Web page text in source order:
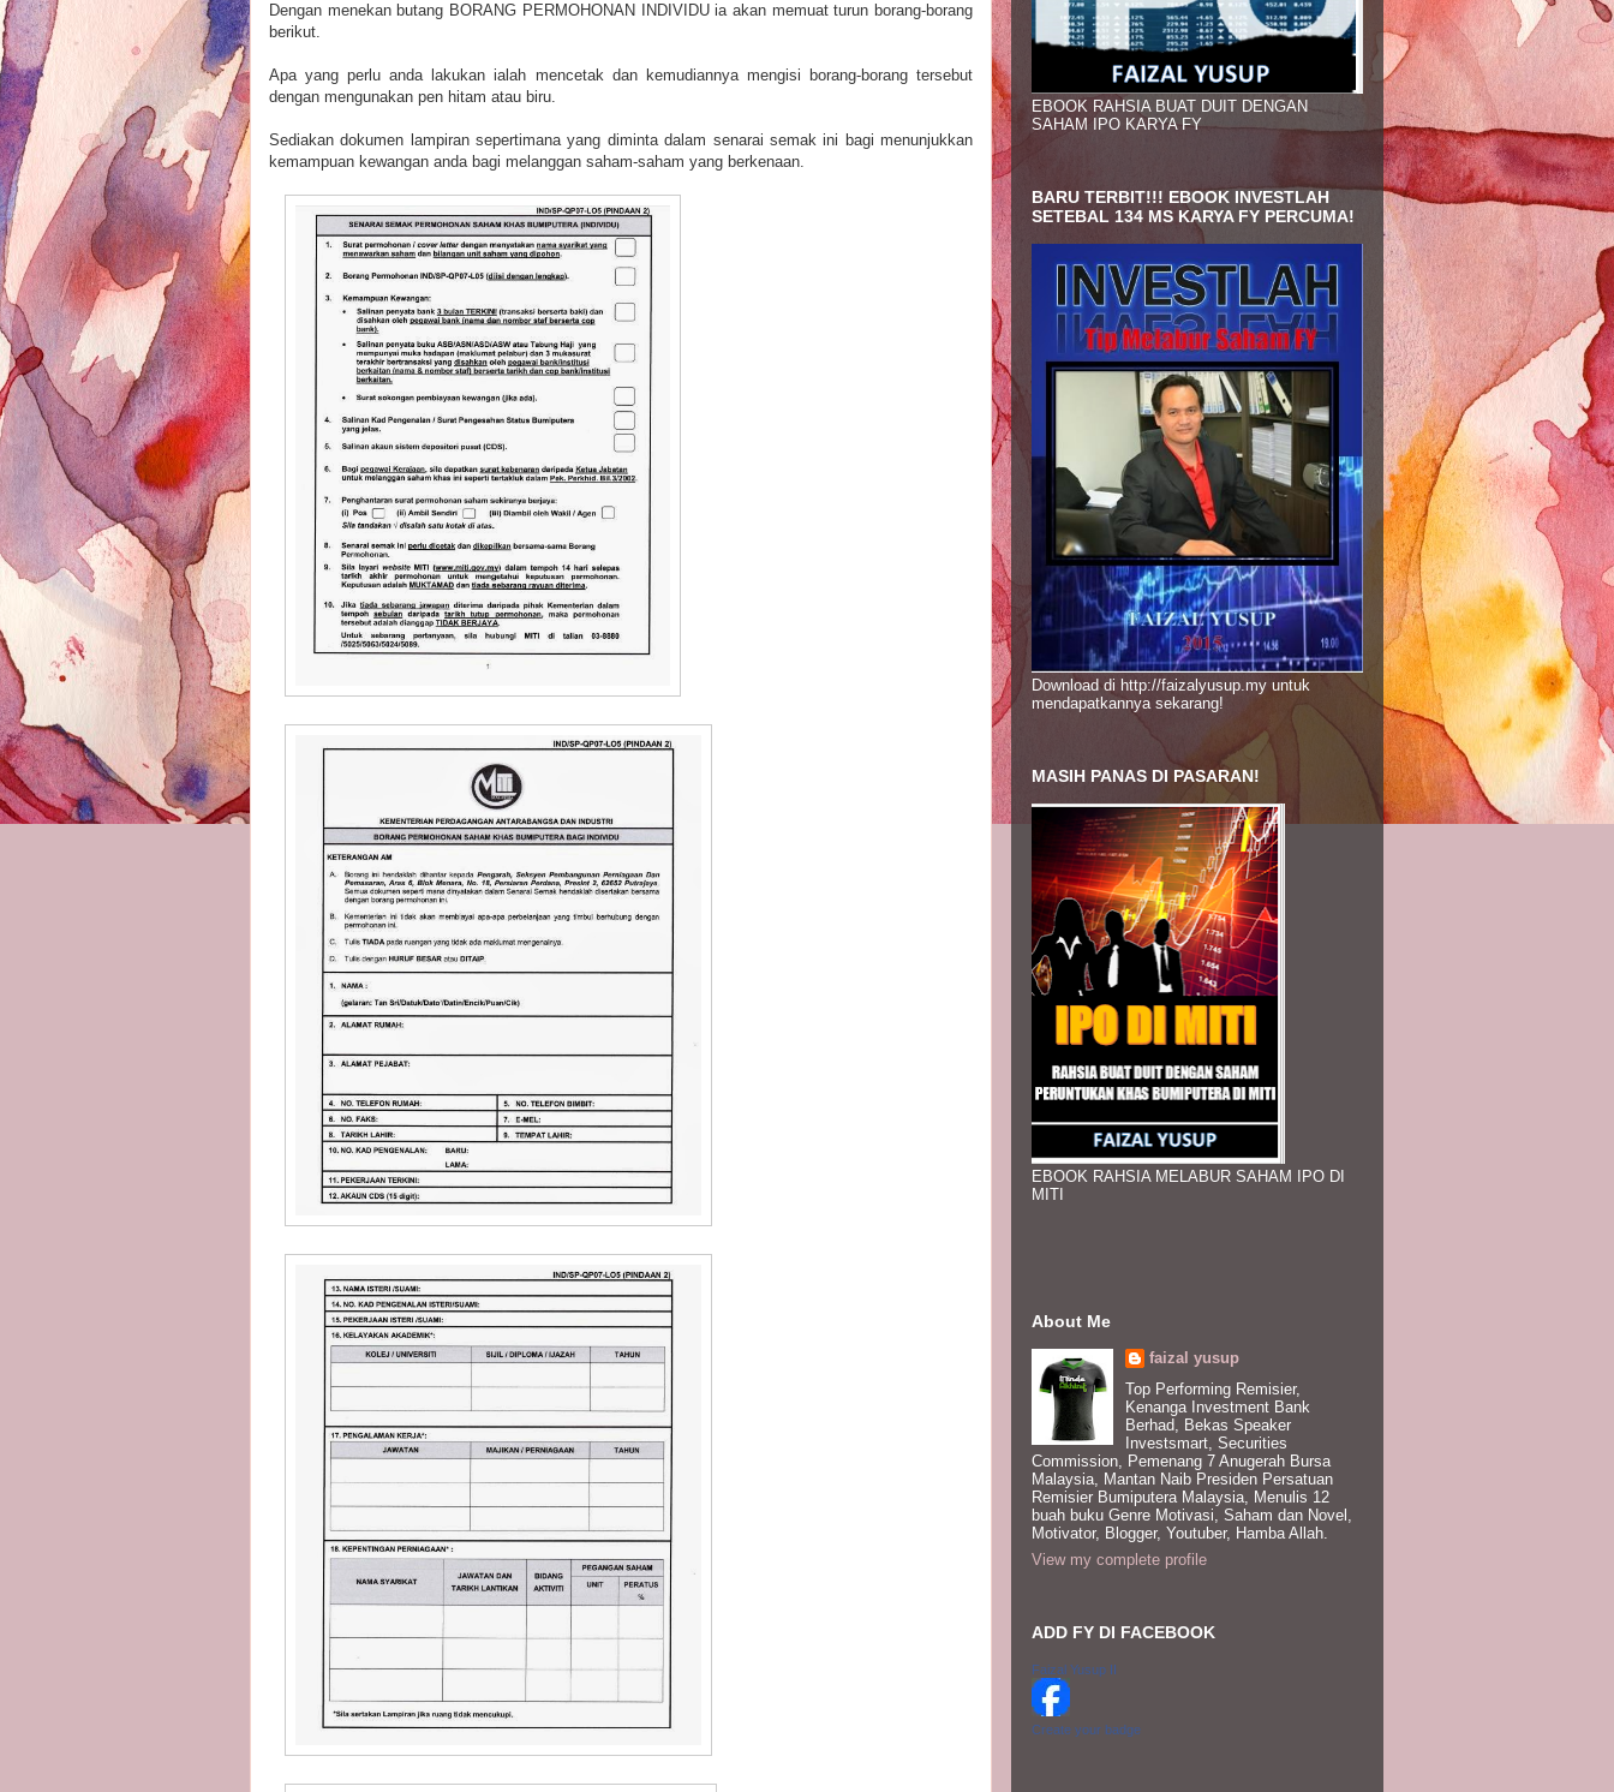
Dengan menekan butang BORANG PERMOHONAN INDIVIDU ia akan memuat turun borang-borang
berikut.
Apa yang perlu anda lakukan ialah mencetak dan kemudiannya mengisi borang-borang tersebut
dengan mengunakan pen hitam atau biru.
Sediakan dokumen lampiran sepertimana yang diminta dalam senarai semak ini bagi menunjukkan
kemampuan kewangan anda bagi melanggan saham-saham yang berkenaan.
EBOOK RAHSIA BUAT DUIT DENGAN
SAHAM IPO KARYA FY
BARU TERBIT!!! EBOOK INVESTLAH
SETEBAL 134 MS KARYA FY PERCUMA!
Download di http://faizalyusup.my untuk
mendapatkannya sekarang!
MASIH PANAS DI PASARAN!
EBOOK RAHSIA MELABUR SAHAM IPO DI
MITI
About Me
faizal yusup
Top Performing Remisier,
Kenanga Investment Bank
Berhad, Bekas Speaker
Investsmart, Securities
Commission, Pemenang 7 Anugerah Bursa
Malaysia, Mantan Naib Presiden Persatuan
Remisier Bumiputera Malaysia, Menulis 12
buah buku Genre Motivasi, Saham dan Novel,
Motivator, Blogger, Youtuber, Hamba Allah.
View my complete profile
ADD FY DI FACEBOOK
Faizal Yusup II
Create your badge